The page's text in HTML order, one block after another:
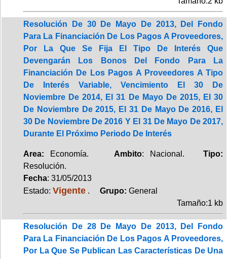
Resolución De 30 De Mayo De 2013, Del Fondo
Para La Financiación De Los Pagos A Proveedores,
Por La Que Se Fija El Tipo De Interés Que
Devengarán Los Bonos Del Fondo Para La
Financiación De Los Pagos A Proveedores A Tipo
De Interés Variable, Vencimiento El 30 De
Noviembre De 2014, El 31 De Mayo De 2015, El 30
De Noviembre De 2015, El 31 De Mayo De 2016, El
30 De Noviembre De 2016 Y El 31 De Mayo De 2017,
Durante El Próximo Periodo De Interés
Area: Economía. Ambito: Nacional.Tipo:
Resolución.
Fecha: 31/05/2013
Estado: Vigente . Grupo: General
Tamaño:1 kb
Resolución De 28 De Mayo De 2013, Del Fondo
Para La Financiación De Los Pagos A Proveedores,
Por La Que Se Publican Las Características De Una